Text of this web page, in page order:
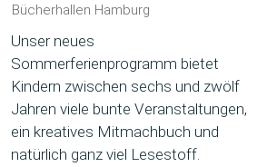
Bücherhallen Hamburg
Unser neues
Sommerferienprogramm bietet
Kindern zwischen sechs und zwölf
Jahren viele bunte Veranstaltungen,
ein kreatives Mitmachbuch und
natürlich ganz viel Lesestoff.